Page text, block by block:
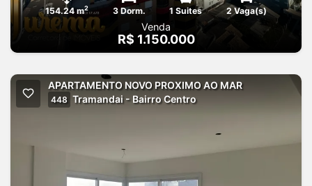
154.24 m2 3 Dorm. 1 Suites 2 Vaga(s)
Venda
R$ 1.150.000
APARTAMENTO NOVO PROXIMO AO MAR
448 Tramandai - Bairro Centro